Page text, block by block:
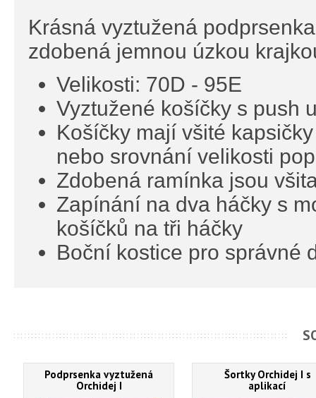
Krásná vyztužená
zdobená jemnou úzkou
Velikosti: 70D - 95E
Vyztužené košíčky s push
Košíčky mají všité
nebo srovnání velikosti
Zdobená ramínka jsou
Zapínání na dva háčky s
košíčků na tři háčky
Boční kostice pro správné
Podprsenka vyztužená
Orchidej I
Šortky Orchidej I s
aplikací